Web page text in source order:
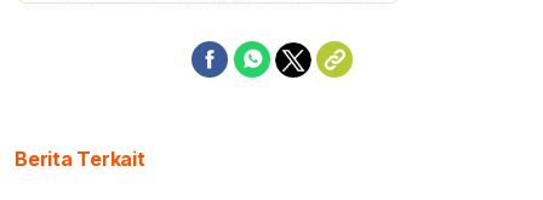
Berita Terkait